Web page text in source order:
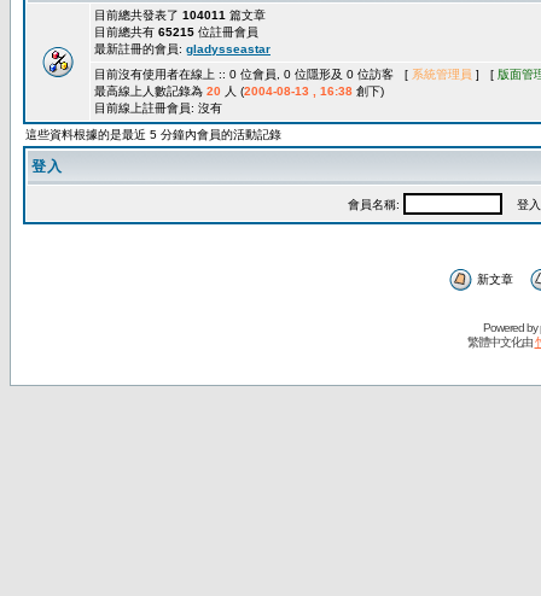
目前總共發表了 104011 篇文章
目前總共有 65215 位註冊會員
最新註冊的會員: gladysseastar
目前沒有使用者在線上 :: 0 位會員, 0 位隱形及 0 位訪客 [ 系統管理員 ] [ 版面管
最高線上人數記錄為 20 人 (2004-08-13 , 16:38 創下)
目前線上註冊會員: 沒有
這些資料根據的是最近 5 分鐘內會員的活動記錄
登入
會員名稱: 登入
新文章
Powered by
繁體中文化由